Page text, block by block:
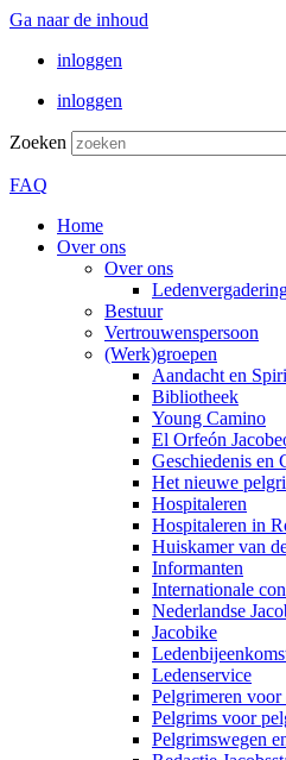
Ga naar de inhoud
inloggen
inloggen
Zoeken
FAQ
Home
Over ons
Over ons
Bestuur
Vertrouwenspersoon
(Werk)groepen
Aandacht en
Bibliotheek
Young Camino
El Orfeón
Geschiedenis en
Het nieuwe
Hospitaleren
Hospitaleren in
Huiskamer van
Informanten
Internationale
Nederlandse
Jacobike
Ledenservice
Pelgrimeren voor
Pelgrims voor
Pelgrimswegen